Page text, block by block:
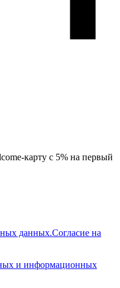
карту с 5% на первый
данных.Согласие на
и информационных